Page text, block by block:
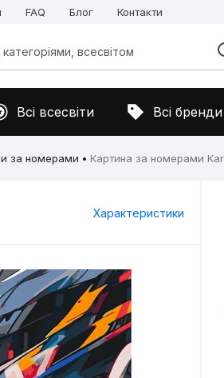
FAQ Блог Контакти
Всі всесвіти Всі бренди
за номерами Картина за номерами
Характеристики